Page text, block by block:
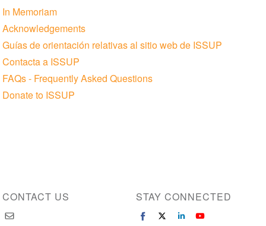
In Memoriam
Acknowledgements
Guías de orientación relativas al sitio web de ISSUP
Contacta a ISSUP
FAQs - Frequently Asked Questions
Donate to ISSUP
CONTACT US STAY CONNECTED